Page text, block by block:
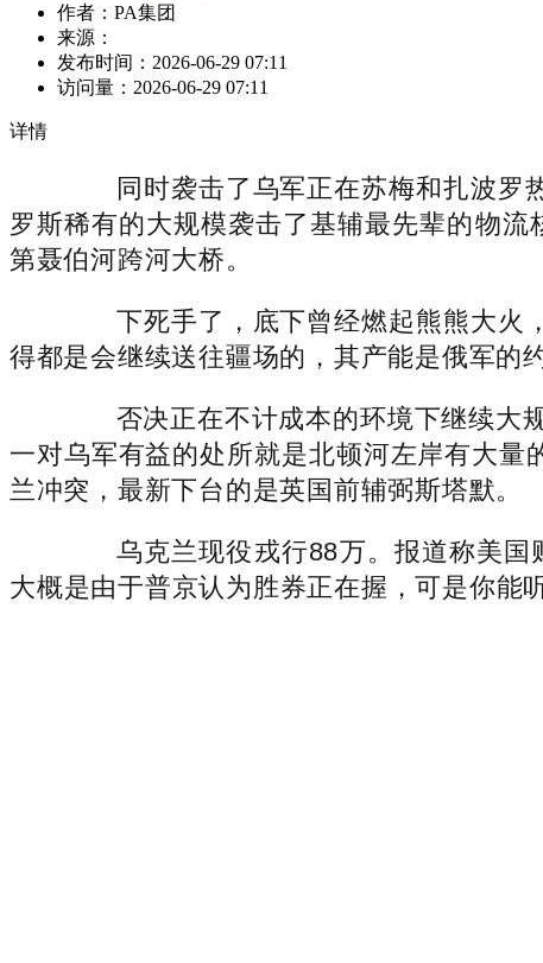
作者：PA集团
来源：
发布时间： 2026-06-29 07:11
访问量： 2026-06-29 07:11
详情
同时袭击了乌军正在苏梅和扎波罗热
罗斯稀有的大规模袭击了基辅最先辈的物
第聂伯河跨河大桥。
下死手了，底下曾经燃起熊熊大火，
得都是会继续送往疆场的，其产能是俄军的
否决正在不计成本的环境下继续大规
一对乌军有益的处所就是北顿河左岸有大
兰冲突，最新下台的是英国前辅弼斯塔默。
乌克兰现役戎行88万。报道称美国财
大概是由于普京认为胜券正在握，可是你能